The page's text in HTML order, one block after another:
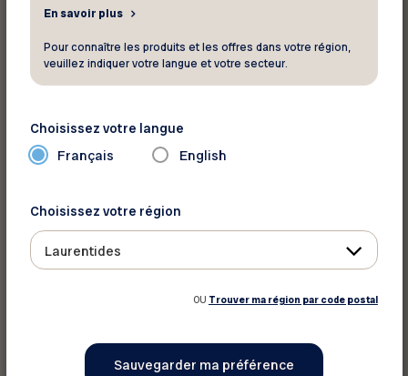
En savoir plus
Pour connaître les produits et les offres dans votre région,
veuillez indiquer votre langue et votre secteur.
Choisissez votre langue
Français English
Choisissez votre région
Laurentides
OU Trouver ma région par code postal